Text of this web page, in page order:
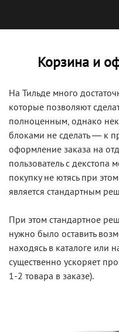
Корзина и
На Тильде много
которые позволяют
полноценным, однако
блоками не сделать — к
оформление заказа на
пользователь с декстопа
покупку не ютясь при
является стандартным
При этом стандартное
нужно было оставить
находясь в каталоге или
существенно ускоряет
1-2 товара в заказе).